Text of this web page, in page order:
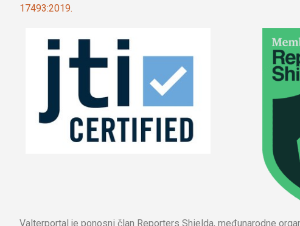
17493:2019.
Valterportal je ponosni član Reporters Shielda, međunarodne